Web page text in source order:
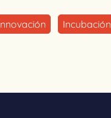
Incubación